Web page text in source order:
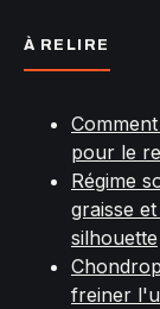
À RELIRE
pour le
Régime
graisse
silhouette
freiner